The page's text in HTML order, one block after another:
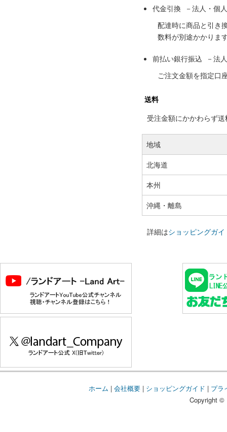
代金引換 －法人・個
配達時に商品と引き
数料が別途かかりま
前払い銀行振込 －法
ご注文金額を指定口
送料
受注金額にかかわらず
地域
北海道
本州
沖縄・離島
詳細はショッピングガイ
ホーム | 会社概要| ショッピングガイド | プラ
Copyright ©